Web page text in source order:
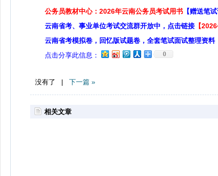
公务员教材中心：2026年云南公务员考试用书 【赠送笔
云南省考、事业单位考试交流群开放中，点击链接 【
云南省考模拟卷，回忆版试题卷，全套笔试面试整理资料
点击分享此信息：
0
没有了 | 下一篇 »
相关文章